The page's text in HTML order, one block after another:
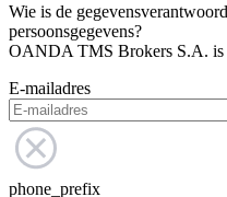
Wie is de
persoonsgegevens?
OANDA TMS Brokers S.A. is
E-mailadres
phone_prefix